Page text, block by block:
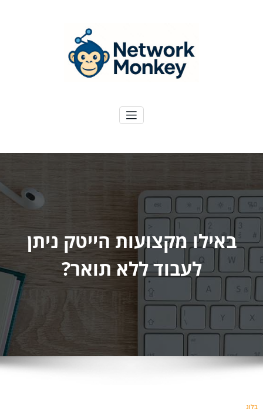
באילו מקצועות הייטק ניתן
לעבוד ללא תואר?
בלוג